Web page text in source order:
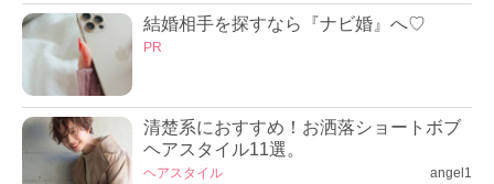
結婚相手を探すなら『ナビ婚』へ♡
PR
清楚系におすすめ！お洒落ショートボブ
ヘアスタイル11選。
ヘアスタイル angel1